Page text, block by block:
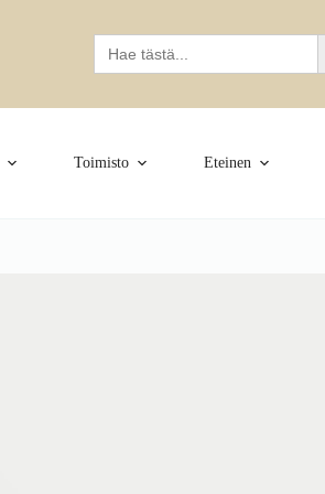
Search
for:
Toimisto Eteinen